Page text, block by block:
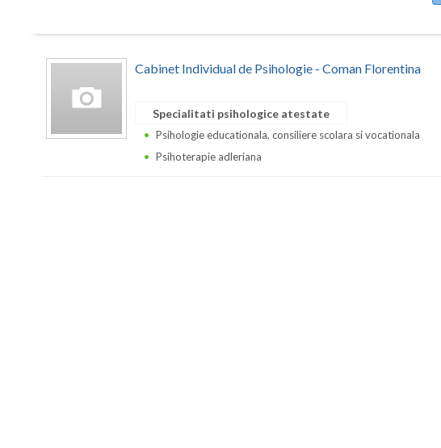
Cabinet Individual de Psihologie - Coman Florentina
Specialitati psihologice atestate
Psihologie educationala, consiliere scolara si vocationala
Psihoterapie adleriana